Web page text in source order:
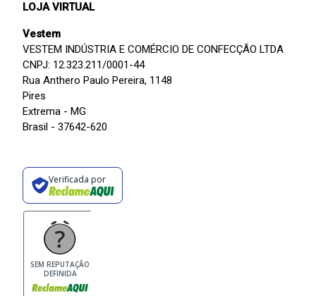
LOJA VIRTUAL
Vestem
VESTEM INDÚSTRIA E COMÉRCIO DE CONFECÇÃO LTDA
CNPJ: 12.323.211/0001-44
Rua Anthero Paulo Pereira, 1148
Pires
Extrema - MG
Brasil - 37642-620
Verificada por
SEM REPUTAÇÃO
DEFINIDA